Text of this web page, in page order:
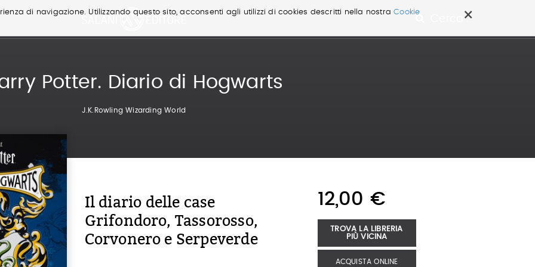
×
di navigazione. Utilizzando questo sito, acconsenti agli utilizzi di cookies descritti nella nostraCookie
Cerca ...
Potter. Diario di Hogwarts
J.K.Rowling Wizarding World
Il diario delle case
Grifondoro, Tassorosso,
Corvonero e Serpeverde
12,00 €
TROVA LA LIBRERIA
PIÙ VICINA
ACQUISTA ONLINE